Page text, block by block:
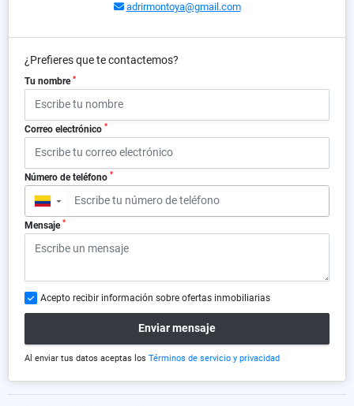
adrirmontoya@gmail.com
¿Prefieres que te contactemos?
Tu nombre *
Correo electrónico *
Número de teléfono *
▼
Mensaje *
Acepto recibir información sobre ofertas inmobiliarias
Enviar mensaje
Al enviar tus datos aceptas los Términos de servicio y privacidad